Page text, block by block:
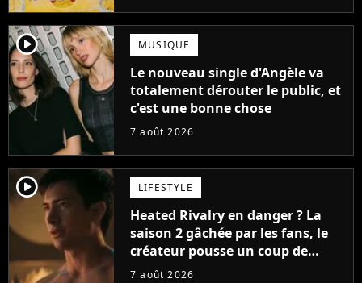
player2 MUSIQUE
Le nouveau single d'Angèle va
totalement dérouter le public, et
c'est une bonne chose
7 août 2026
player2 LIFESTYLE
Heated Rivalry en danger ? La
saison 2 gâchée par les fans, le
créateur pousse un coup de
gueule
7 août 2026